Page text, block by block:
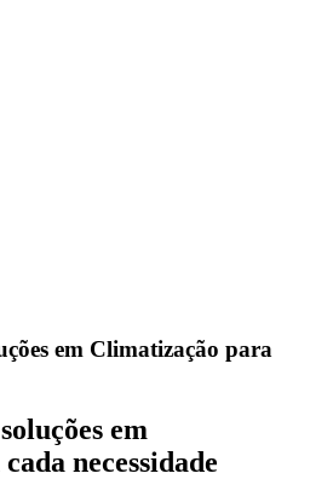
em Climatização para
em
necessidade